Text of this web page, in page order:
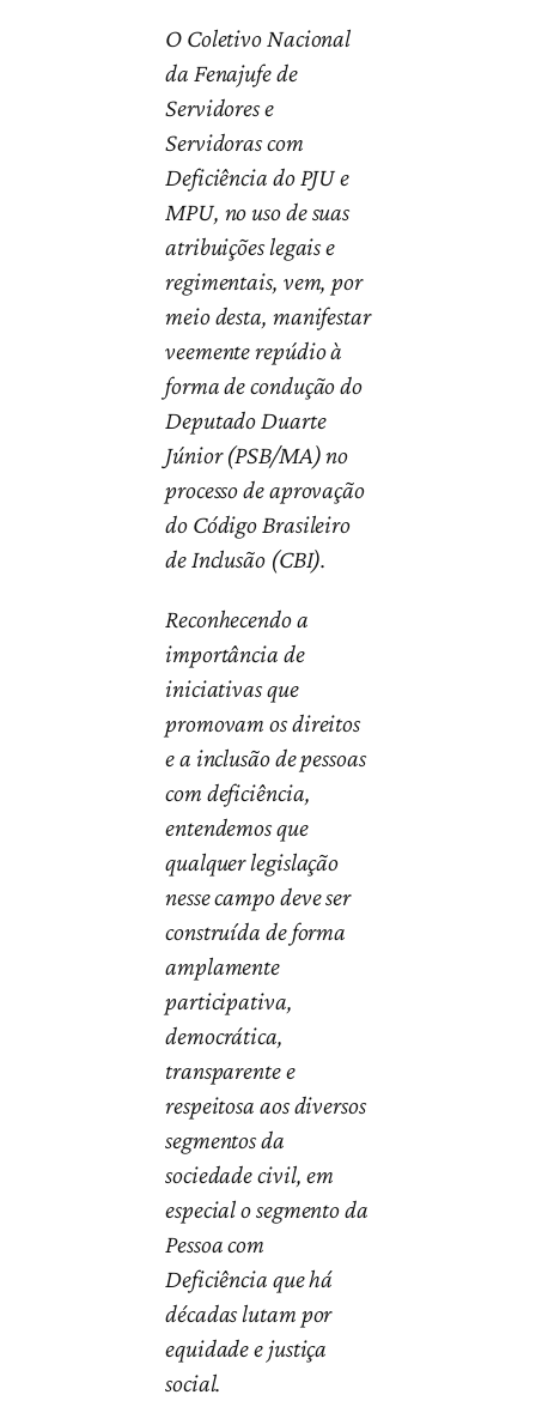
O Coletivo Nacional
da Fenajufe de
Servidores e
Servidoras com
Deficiência do PJU e
MPU, no uso de suas
atribuições legais e
regimentais, vem, por
meio desta, manifestar
veemente repúdio à
forma de condução do
Deputado Duarte
Júnior (PSB/MA) no
processo de aprovação
do Código Brasileiro
de Inclusão (CBI).
Reconhecendo a
importância de
iniciativas que
promovam os direitos
e a inclusão de pessoas
com deficiência,
entendemos que
qualquer legislação
nesse campo deve ser
construída de forma
amplamente
participativa,
democrática,
transparente e
respeitosa aos diversos
segmentos da
sociedade civil, em
especial o segmento da
Pessoa com
Deficiência que há
décadas lutam por
equidade e justiça
social.